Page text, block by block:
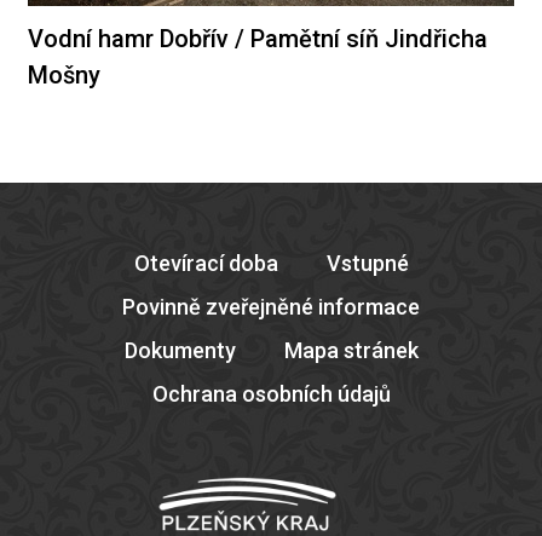
Vodní hamr Dobřív / Pamětní síň Jindřicha
Mošny
Otevírací doba
Vstupné
Povinně zveřejněné informace
Dokumenty
Mapa stránek
Ochrana osobních údajů